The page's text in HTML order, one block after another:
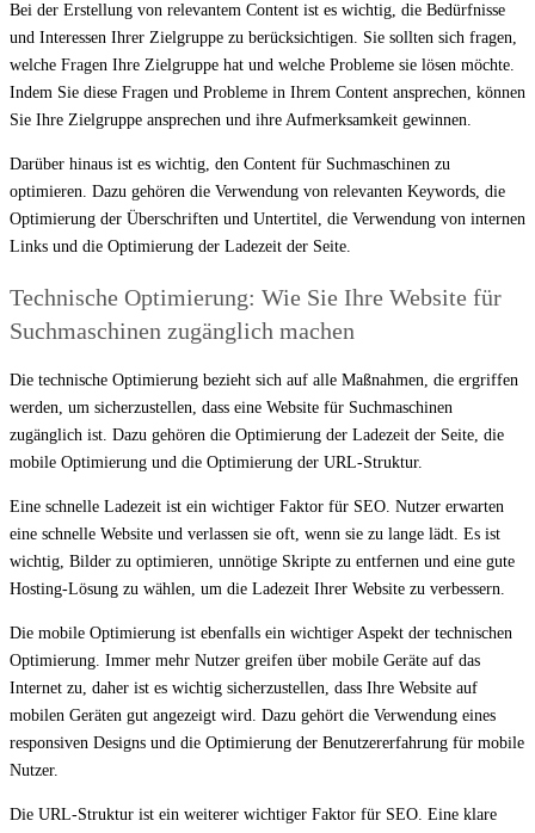
Bei der Erstellung von relevantem Content ist es wichtig, die Bedürfnisse
und Interessen Ihrer Zielgruppe zu berücksichtigen. Sie sollten sich fragen,
welche Fragen Ihre Zielgruppe hat und welche Probleme sie lösen möchte.
Indem Sie diese Fragen und Probleme in Ihrem Content ansprechen, können
Sie Ihre Zielgruppe ansprechen und ihre Aufmerksamkeit gewinnen.
Darüber hinaus ist es wichtig, den Content für Suchmaschinen zu
optimieren. Dazu gehören die Verwendung von relevanten Keywords, die
Optimierung der Überschriften und Untertitel, die Verwendung von internen
Links und die Optimierung der Ladezeit der Seite.
Technische Optimierung: Wie Sie Ihre Website für
Suchmaschinen zugänglich machen
Die technische Optimierung bezieht sich auf alle Maßnahmen, die ergriffen
werden, um sicherzustellen, dass eine Website für Suchmaschinen
zugänglich ist. Dazu gehören die Optimierung der Ladezeit der Seite, die
mobile Optimierung und die Optimierung der URL-Struktur.
Eine schnelle Ladezeit ist ein wichtiger Faktor für SEO. Nutzer erwarten
eine schnelle Website und verlassen sie oft, wenn sie zu lange lädt. Es ist
wichtig, Bilder zu optimieren, unnötige Skripte zu entfernen und eine gute
Hosting-Lösung zu wählen, um die Ladezeit Ihrer Website zu verbessern.
Die mobile Optimierung ist ebenfalls ein wichtiger Aspekt der technischen
Optimierung. Immer mehr Nutzer greifen über mobile Geräte auf das
Internet zu, daher ist es wichtig sicherzustellen, dass Ihre Website auf
mobilen Geräten gut angezeigt wird. Dazu gehört die Verwendung eines
responsiven Designs und die Optimierung der Benutzererfahrung für mobile
Nutzer.
Die URL-Struktur ist ein weiterer wichtiger Faktor für SEO. Eine klare